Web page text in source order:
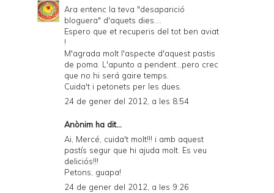
Ara entenc la teva "desaparició
bloguera" d'aquets dies....
Espero que et recuperis del tot ben aviat
!
M'agrada molt l'aspecte d'aquest pastis
de poma. L'apunto a pendent...pero crec
que no hi será gaire temps.
Cuida't i petonets per les dues.
24 de gener del 2012, a les 8:54
Anònim ha dit...
Ai, Mercé, cuida't molt!!! i amb aquest
pastís segur que hi ajuda molt. Es veu
deliciós!!!
Petons, guapa!
24 de gener del 2012, a les 9:26